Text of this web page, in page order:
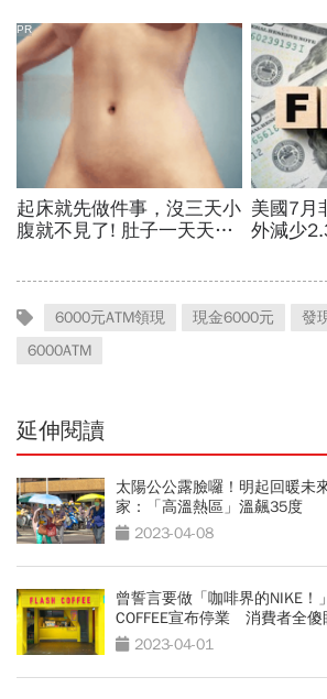
6000元ATM領現 現金6000元 發
6000ATM
延伸閱讀
太陽公公露臉囉！明起回暖
家：「高溫熱區」溫飆35度
2023-04-08
曾誓言要做「咖啡界的NIKE！
COFFEE宣布停業 消費者全傻
2023-04-01